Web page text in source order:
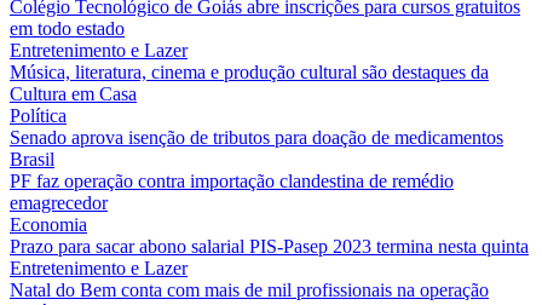
Colégio Tecnológico de Goiás abre inscrições para cursos gratuitos
em todo estado
Entretenimento e Lazer
Música, literatura, cinema e produção cultural são destaques da
Cultura em Casa
Política
Senado aprova isenção de tributos para doação de medicamentos
Brasil
PF faz operação contra importação clandestina de remédio
emagrecedor
Economia
Prazo para sacar abono salarial PIS-Pasep 2023 termina nesta quinta
Entretenimento e Lazer
Natal do Bem conta com mais de mil profissionais na operação